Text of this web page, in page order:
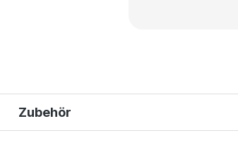
Zubehör